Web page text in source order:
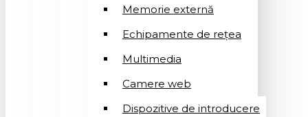
Memorie externă
Echipamente de rețea
Multimedia
Camere web
Dispozitive de introducere